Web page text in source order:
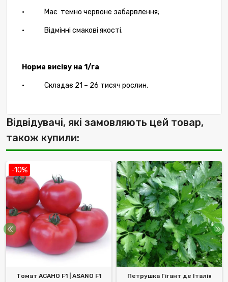
• Має темно червоне забарвлення;
• Відмінні смакові якості.
Норма висіву на 1/га
• Складає 21 – 26 тисяч рослин.
Відвідувачі, які замовляють цей товар,
також купили:
-10%
Томат АСАНО F1 | ASANO F1
Петрушка Гігант де Італія